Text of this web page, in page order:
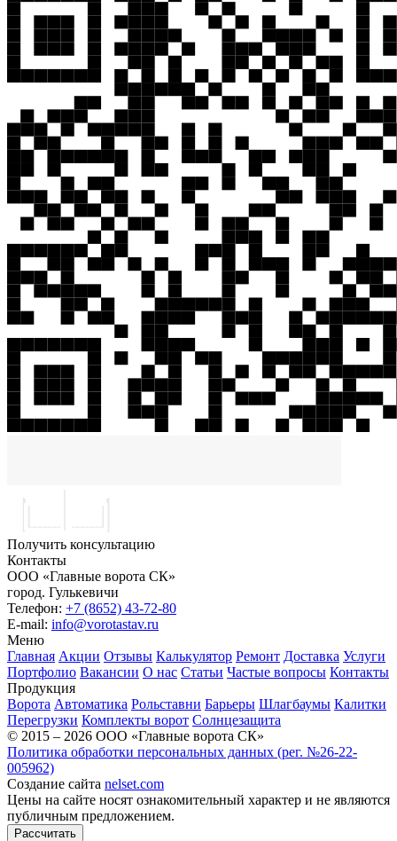
Получить консультацию
Контакты
ООО «Главные ворота СК»
город. Гулькевичи
Телефон: +7 (8652) 43-72-80
E-mail: info@vorotastav.ru
Меню
Главная Акции Отзывы Калькулятор Ремонт Доставка Услуги
Портфолио Вакансии О нас Статьи Частые вопросы Контакты
Продукция
Ворота Автоматика Рольставни Барьеры Шлагбаумы Калитки
Перегрузки Комплекты ворот Солнцезащита
© 2015 – 2026 ООО «Главные ворота СК»
Политика обработки персональных данных (рег. №26-22-
005962)
Создание сайта nelset.com
Цены на сайте носят ознакомительный характер и не являются
публичным предложением.
Рассчитать